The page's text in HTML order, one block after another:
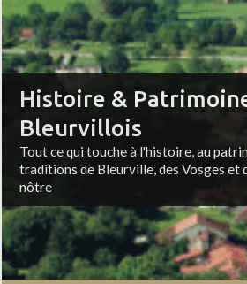
Histoire &
Bleurvillois
Tout ce qui touche à l'histoire, au
traditions de Bleurville, des Vosges et
nôtre